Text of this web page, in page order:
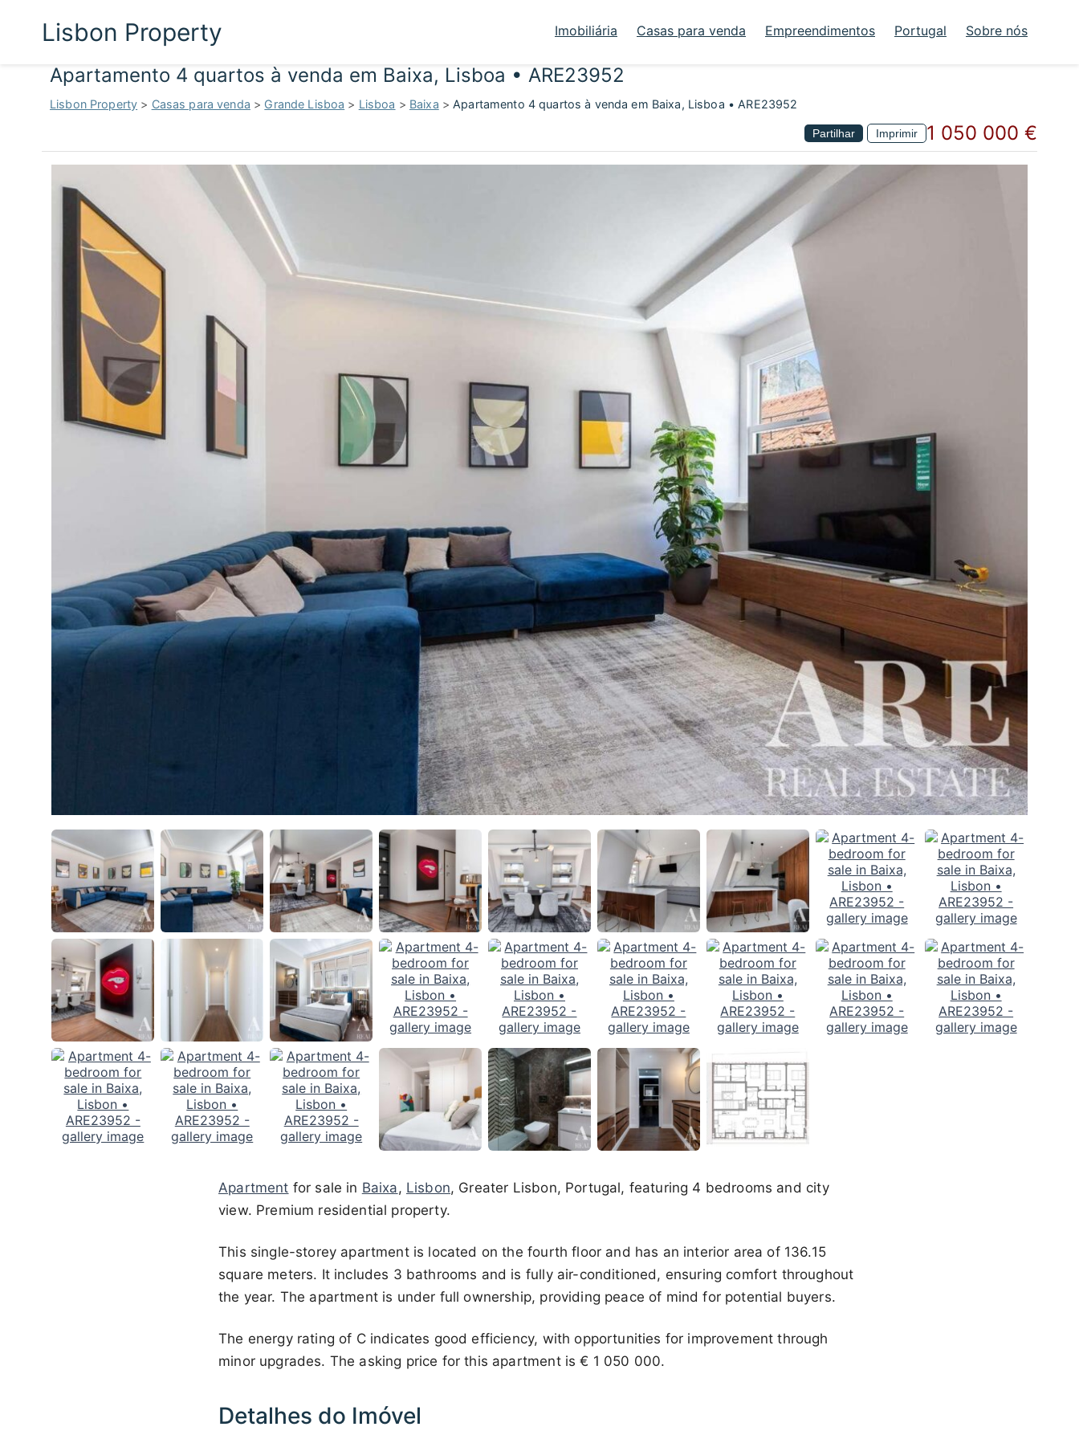
Lisbon Property Imobiliária Casas para venda Empreendimentos Portugal Sobre nós
Apartamento 4 quartos à venda em Baixa, Lisboa • ARE23952
Lisbon Property > Casas para venda > Grande Lisboa > Lisboa > Baixa >Apartamento 4 quartos à venda em Baixa, Lisboa • ARE23952
Partilhar Imprimir 1 050 000 €
Apartment for sale in Baixa, Lisbon, Greater Lisbon, Portugal, featuring 4 bedrooms and city
view. Premium residential property.
This single-storey apartment is located on the fourth floor and has an interior area of 136.15
square meters. It includes 3 bathrooms and is fully air-conditioned, ensuring comfort throughout
the year. The apartment is under full ownership, providing peace of mind for potential buyers.
The energy rating of C indicates good efficiency, with opportunities for improvement through
minor upgrades. The asking price for this apartment is€ 1 050 000.
Detalhes do Imóvel